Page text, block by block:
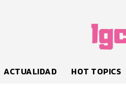
ACTUALIDAD HOT TOPICS